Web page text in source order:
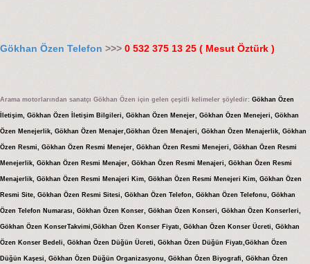
Gökhan Özen Telefon >>> 0 532 375 13 25 ( Mesut Öztürk )
Arama motorlarından sanatçı Gökhan Özen için gelen çeşitli kelimeler şöyledir: Gökhan Özen
İletişim, Gökhan Özen İletişim Bilgileri, Gökhan Özen Menejer, Gökhan Özen Menejeri, Gökhan
Özen Menejerlik, Gökhan Özen Menajer,Gökhan Özen Menajeri, Gökhan Özen Menajerlik, Gökhan
Özen Resmi, Gökhan Özen Resmi Menejer, Gökhan Özen Resmi Menejeri, Gökhan Özen Resmi
Menejerlik, Gökhan Özen Resmi Menajer, Gökhan Özen Resmi Menajeri, Gökhan Özen Resmi
Menajerlik, Gökhan Özen Resmi Menajeri Kim, Gökhan Özen Resmi Menejeri Kim, Gökhan Özen
Resmi Site, Gökhan Özen Resmi Sitesi, Gökhan Özen Telefon, Gökhan Özen Telefonu, Gökhan
Özen Telefon Numarası, Gökhan Özen Konser, Gökhan Özen Konseri, Gökhan Özen Konserleri,
Gökhan Özen KonserTakvimi,Gökhan Özen Konser Fiyatı, Gökhan Özen Konser Ücreti, Gökhan
Özen Konser Bedeli, Gökhan Özen Düğün Ücreti, Gökhan Özen Düğün Fiyatı,Gökhan Özen
Düğün Kaşesi, Gökhan Özen Düğün Organizasyonu, Gökhan Özen Biyografi, Gökhan Özen